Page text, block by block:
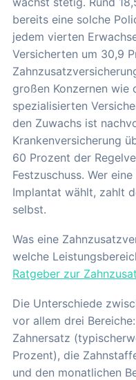
bereits eine solche
jedem vierten
Versicherten um 30,9
großen Konzernen wie
spezialisierten
den Zuwachs ist
Krankenversicherung
60 Prozent der
Festzuschuss. Wer
Implantat wählt, zahlt
selbst.
Was eine
welche
Ratgeber zur
Die Unterschiede
vor allem drei
Zahnersatz
Prozent), die
und den monatlichen